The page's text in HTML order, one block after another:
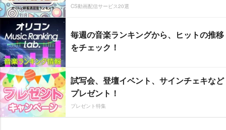
CS動画配信サービス20選
毎週の音楽ランキングから、ヒットの推移
をチェック！
試写会、登壇イベント、サインチェキなど
プレゼント！
プレゼント特集